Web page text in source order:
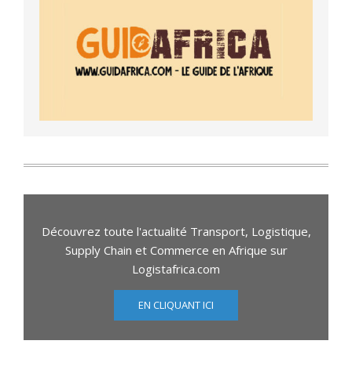
Découvrez toute l'actualité Transport, Logistique,
Supply Chain et Commerce en Afrique sur
Logistafrica.com
EN CLIQUANT ICI